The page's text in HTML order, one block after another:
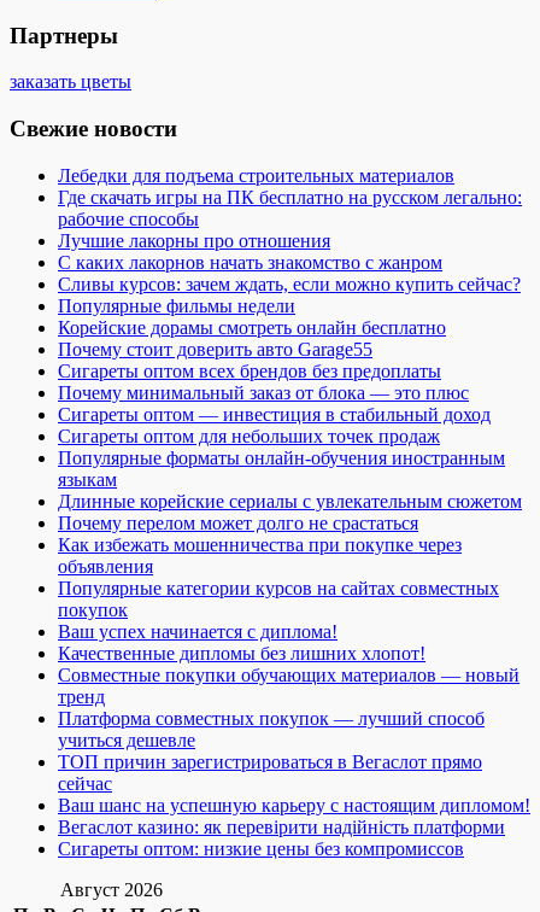
Партнеры
заказать цветы
Свежие новости
Лебедки для подъема строительных материалов
Где скачать игры на ПК бесплатно на русском легально:
рабочие способы
Лучшие лакорны про отношения
С каких лакорнов начать знакомство с жанром
Сливы курсов: зачем ждать, если можно купить сейчас?
Популярные фильмы недели
Корейские дорамы смотреть онлайн бесплатно
Почему стоит доверить авто Garage55
Сигареты оптом всех брендов без предоплаты
Почему минимальный заказ от блока — это плюс
Сигареты оптом — инвестиция в стабильный доход
Сигареты оптом для небольших точек продаж
Популярные форматы онлайн-обучения иностранным
языкам
Длинные корейские сериалы с увлекательным сюжетом
Почему перелом может долго не срастаться
Как избежать мошенничества при покупке через
объявления
Популярные категории курсов на сайтах совместных
покупок
Ваш успех начинается с диплома!
Качественные дипломы без лишних хлопот!
Совместные покупки обучающих материалов — новый
тренд
Платформа совместных покупок — лучший способ
учиться дешевле
ТОП причин зарегистрироваться в Вегаслот прямо
сейчас
Ваш шанс на успешную карьеру с настоящим дипломом!
Вегаслот казино: як перевірити надійність платформи
Сигареты оптом: низкие цены без компромиссов
Август 2026